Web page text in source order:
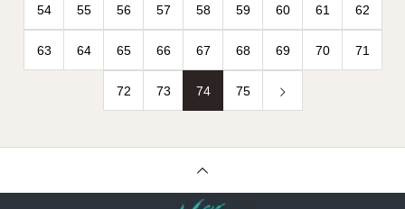
54 55 56 57 58 59 60 61 62
63 64 65 66 67 68 69 70 71
72 73 74 75